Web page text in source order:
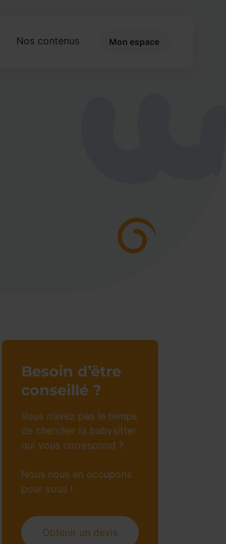
Nos contenus Mon espace
Besoin d’être
conseillé ?
Vous n’avez pas le temps
de chercher la babysitter
qui vous correspond ?
Nous nous en occupons
pour vous !
Obtenir un devis